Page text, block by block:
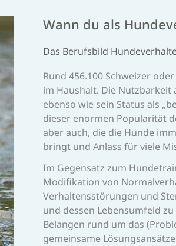
Wann du als
Das Berufsbild
Rund 456.100 Schweizer
im Haushalt. Die
ebenso wie sein Status als
dieser enormen Popularität
aber auch, die die Hunde
bringt und Anlass für viele
Im Gegensatz zum
Modifikation von
Verhaltensstörungen und
und dessen Lebensumfeld
Belangen rund um das
gemeinsame